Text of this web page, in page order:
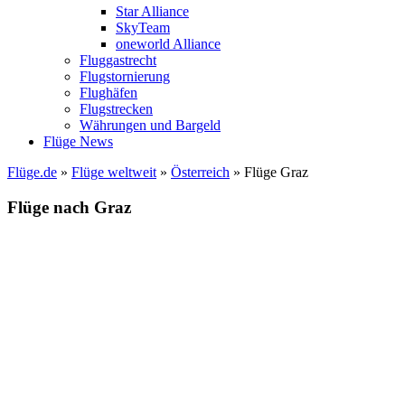
Star Alliance
SkyTeam
oneworld Alliance
Fluggastrecht
Flugstornierung
Flughäfen
Flugstrecken
Währungen und Bargeld
Flüge News
Flüge.de » Flüge weltweit » Österreich » Flüge Graz
Flüge nach Graz